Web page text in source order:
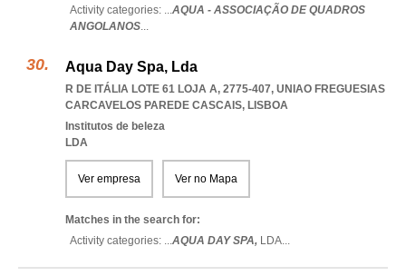
Activity categories: ...AQUA - ASSOCIAÇÃO DE QUADROS
ANGOLANOS...
Aqua Day Spa, Lda
R DE ITÁLIA LOTE 61 LOJA A, 2775-407, UNIAO FREGUESIAS
CARCAVELOS PAREDE CASCAIS, LISBOA
Institutos de beleza
LDA
Ver empresa Ver no Mapa
Matches in the search for:
Activity categories: ...AQUA DAY SPA, LDA...